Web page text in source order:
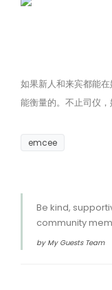
如果新人和来宾都能
能衡量的。不止司仪，
emcee
Be kind,
community
by My Guests Team